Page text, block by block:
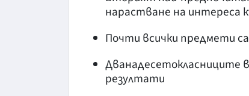
нарастване на интереса
Почти всички предмети
Дванадесетокласниците
резултати